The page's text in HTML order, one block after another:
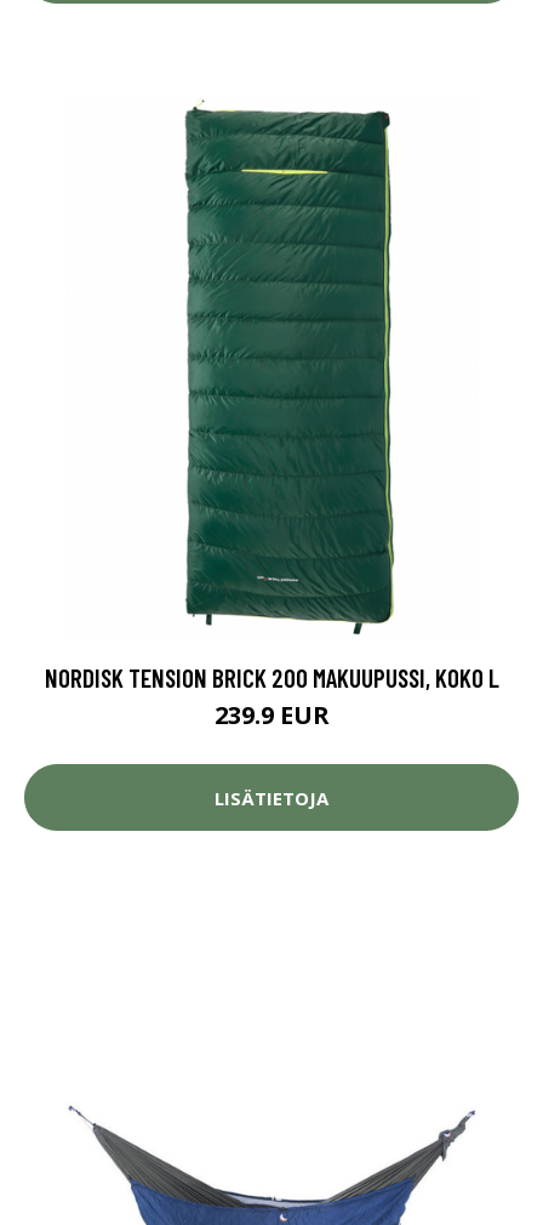
NORDISK TENSION BRICK 200 MAKUUPUSSI, KOKO L
239.9 EUR
LISÄTIETOJA